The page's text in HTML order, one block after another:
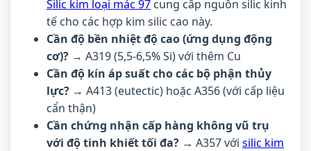
Silic kim loại mác 97 cung cấp nguồn silic kinh
tế cho các hợp kim silic cao này.
Cần độ bền nhiệt độ cao (ứng dụng động
cơ)? → A319 (5,5-6,5% Si) với thêm Cu
Cần độ kín áp suất cho các bộ phận thủy
lực? → A413 (eutectic) hoặc A356 (với cấp liệu
cẩn thận)
Cần chứng nhận cấp hàng không vũ trụ
với độ tinh khiết tối đa? → A357 với silic kim